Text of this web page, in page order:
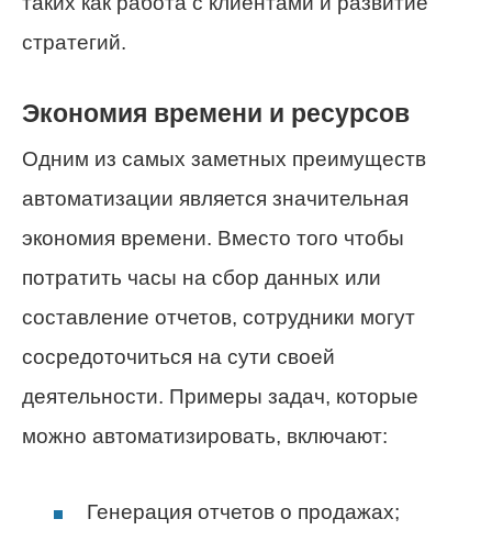
стратегий.
Экономия времени и ресурсов
Одним из самых заметных преимуществ
автоматизации является значительная
экономия времени. Вместо того чтобы
потратить часы на сбор данных или
составление отчетов, сотрудники могут
сосредоточиться на сути своей
деятельности. Примеры задач, которые
можно автоматизировать, включают:
Генерация отчетов о продажах;